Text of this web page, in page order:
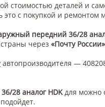
стоимостью деталей и
это с покупкой и
передний 36/28
через «Почту России»
автопроизводителя —
28 аналог HDKдля можно